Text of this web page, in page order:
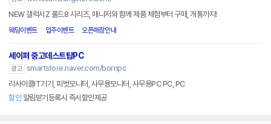
NEW 갤럭시Z 폴드8 시리즈, 매니저와 함께 제품 체험부터 구매, 개통까지!
웨딩이벤트 입주이벤트 오픈매장안내
세이퍼 중고데스트탑PC
광고 smartstore.naver.com/bornpc
리사이클IT기기, 피벗모니터, 사무용모니터, 사무용PC PC, PC
할인 알림받기등록시 즉시할인제공